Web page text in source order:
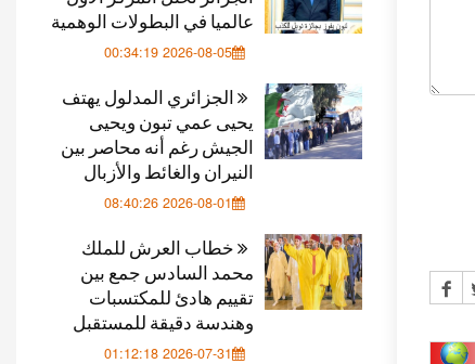
عالميا في البطولات الوهمية
2026-08-05 00:34:19
الجزائري المدلول يهتف
يحيى عمي تبون ويحيى
الجيش رغم أنه محاصر بين
النيران والغائط والأزبال
2026-08-01 08:40:26
خطاب العرش للملك
محمد السادس جمع بين
تقييم هادئ للمكتسبات
وهندسة دقيقة للمستقبل
2026-07-31 01:12:18